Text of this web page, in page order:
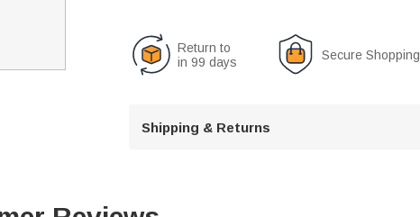
Return to
in 99 days
Secure Shopping
Shipping & Returns